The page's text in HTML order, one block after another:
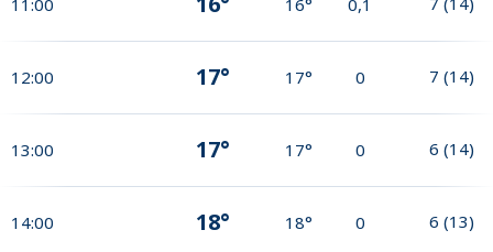
12:00 17° 17° 0 7 (14)
13:00 17° 17° 0 6 (14)
14:00 18° 18° 0 6 (13)